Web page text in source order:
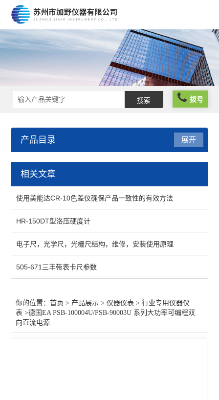
拨号
产品目录
仪器仪表
查看全部 >>
展开
相关文章
使用美能达CR-10色差仪确保产品一致性的有效方法
HR-150DT型洛压硬度计
电子尺，光学尺，光栅尺结构，维修，安装使用原理
505-671三丰带表卡尺参数
你的位置：首页 > 产品展示 >仪器仪表 >行业专用仪器仪
表 >德国EA PSB-100004U/PSB-90003U 系列大功率可编程双
向直流电源